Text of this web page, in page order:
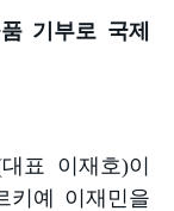
기부로 국제
대표 이재호)이
키예 이재민을